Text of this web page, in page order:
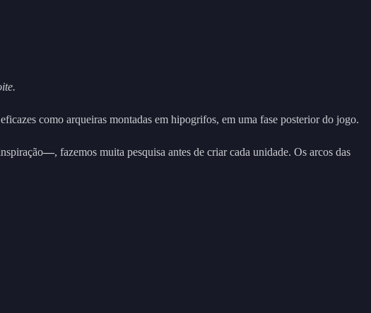
como arqueiras montadas em hipogrifos, em uma fase posterior do jogo.
—, fazemos muita pesquisa antes de criar cada unidade. Os arcos das